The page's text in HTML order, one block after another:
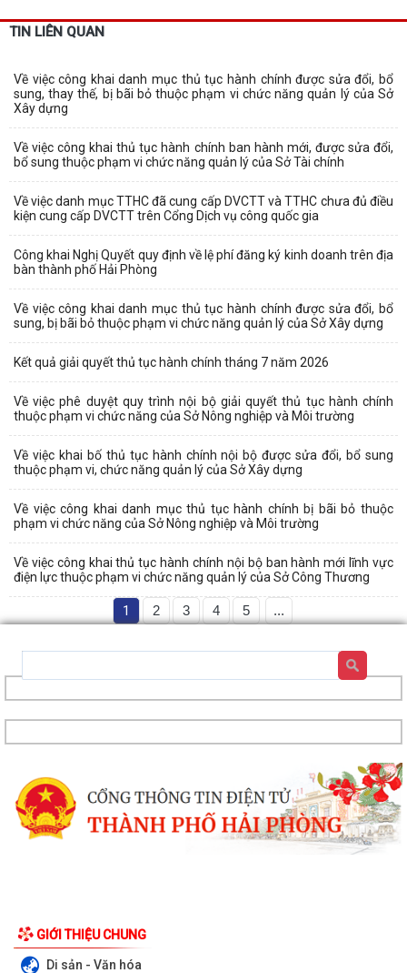
TIN LIÊN QUAN
Về việc công khai danh mục thủ tục hành chính được sửa đổi, bổ
sung, thay thế, bị bãi bỏ thuộc phạm vi chức năng quản lý của Sở
Xây dựng
Về việc công khai thủ tục hành chính ban hành mới, được sửa đổi,
bổ sung thuộc phạm vi chức năng quản lý của Sở Tài chính
Về việc danh mục TTHC đã cung cấp DVCTT và TTHC chưa đủ điều
kiện cung cấp DVCTT trên Cổng Dịch vụ công quốc gia
Công khai Nghị Quyết quy định về lệ phí đăng ký kinh doanh trên địa
bàn thành phố Hải Phòng
Về việc công khai danh mục thủ tục hành chính được sửa đổi, bổ
sung, bị bãi bỏ thuộc phạm vi chức năng quản lý của Sở Xây dựng
Kết quả giải quyết thủ tục hành chính tháng 7 năm 2026
Về việc phê duyệt quy trình nội bộ giải quyết thủ tục hành chính
thuộc phạm vi chức năng của Sở Nông nghiệp và Môi trường
Về việc khai bố thủ tục hành chính nội bộ được sửa đổi, bổ sung
thuộc phạm vi, chức năng quản lý của Sở Xây dựng
Về việc công khai danh mục thủ tục hành chính bị bãi bỏ thuộc
phạm vi chức năng của Sở Nông nghiệp và Môi trường
Về việc công khai thủ tục hành chính nội bộ ban hành mới lĩnh vực
điện lực thuộc phạm vi chức năng quản lý của Sở Công Thương
1 2 3 4 5 ...
GIỚI THIỆU CHUNG
Di sản - Văn hóa